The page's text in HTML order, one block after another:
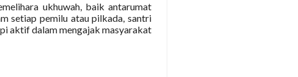
ukhuwah, baik antarumat
setiap pemilu atau pilkada, santri
aktif dalam mengajak masyarakat